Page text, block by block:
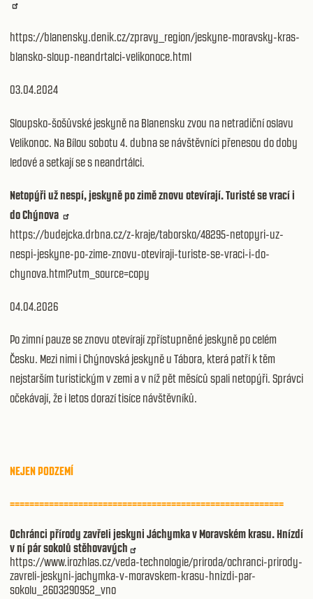
https://blanensky.denik.cz/zpravy_region/jeskyne-moravsky-kras-
blansko-sloup-neandrtalci-velikonoce.html
03.04.2024
Sloupsko-šošůvské jeskyně na Blanensku zvou na netradiční oslavu
Velikonoc. Na Bílou sobotu 4. dubna se návštěvníci přenesou do doby
ledové a setkají se s neandrtálci.
Netopýři už nespí, jeskyně po zimě znovu otevírají. Turisté se vrací i
do Chýnova
https://budejcka.drbna.cz/z-kraje/taborsko/48295-netopyri-uz-
nespi-jeskyne-po-zime-znovu-oteviraji-turiste-se-vraci-i-do-
chynova.html?utm_source=copy
04.04.2026
Po zimní pauze se znovu otevírají zpřístupněné jeskyně po celém
Česku. Mezi nimi i Chýnovská jeskyně u Tábora, která patří k těm
nejstarším turistickým v zemi a v níž pět měsíců spali netopýři. Správci
očekávají, že i letos dorazí tisíce návštěvníků.
NEJEN PODZEMÍ
========================================================
Ochránci přírody zavřeli jeskyni Jáchymka v Moravském krasu. Hnízdí
v ní pár sokolů stěhovavých
https://www.irozhlas.cz/veda-technologie/priroda/ochranci-prirody-
zavreli-jeskyni-jachymka-v-moravskem-krasu-hnizdi-par-
sokolu_2603290952_vno